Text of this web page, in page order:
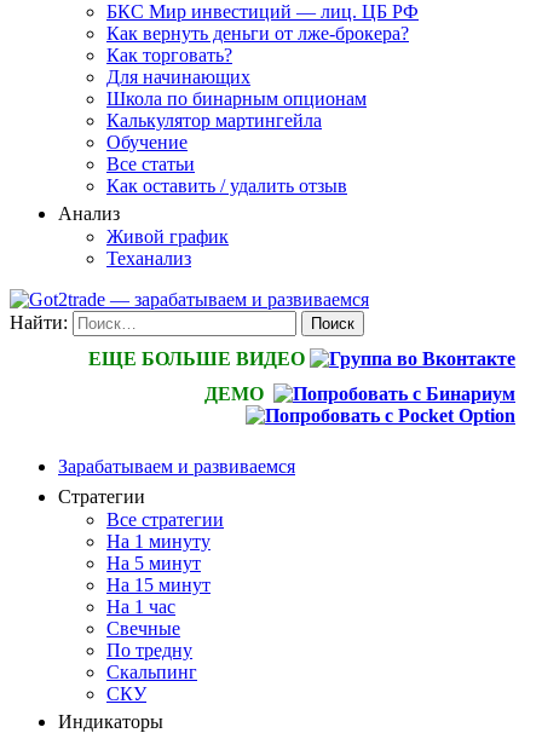
БКС Мир инвестиций — лиц. ЦБ РФ
Как вернуть деньги от лже-брокера?
Как торговать?
Для начинающих
Школа по бинарным опционам
Калькулятор мартингейла
Обучение
Все статьи
Как оставить / удалить отзыв
Анализ
Живой график
Теханализ
Найти:
ЕЩЕ БОЛЬШЕ ВИДЕО
ДЕМО
Зарабатываем и развиваемся
Стратегии
Все стратегии
На 1 минуту
На 5 минут
На 15 минут
На 1 час
Свечные
По тредну
Скальпинг
СКУ
Индикаторы